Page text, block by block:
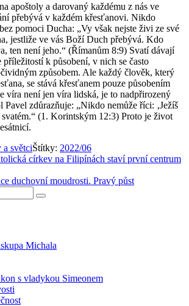
apoštoly a darovaný každému z nás ve
přebývá v každém křesťanovi. Nikdo
pomoci Ducha: „Vy však nejste živi ze své
jestliže ve vás Boží Duch přebývá. Kdo
ten není jeho.“ (Římanům 8:9) Svatí dávají
k působení, v nich se často
způsobem. Ale každý člověk, který
se stává křesťanem pouze působením
víra není jen víra lidská, je to nadpřirozený
Pavel zdůrazňuje: „Nikdo nemůže říci: ‚Ježíš
(1. Korintským 12:3) Proto je život
a světciŠtítky: 2022/06
církev na Filipínách staví první centrum
duchovní moudrosti. Pravý půst
Hledat
Michala
s vladykou Simeonem